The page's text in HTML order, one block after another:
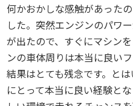
何かおかしな感触があった
した。突然エンジンのパワ
が出たので、すぐにマシン
ンの車体周りは本当に良い
結果はとても残念です。と
にとって本当に良い経験と